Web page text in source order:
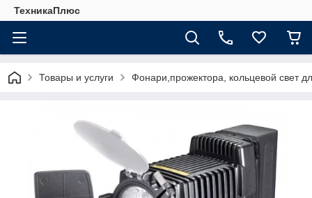
ТехникаПлюс
Товары и услуги Фонари,прожектора, кольцевой свет